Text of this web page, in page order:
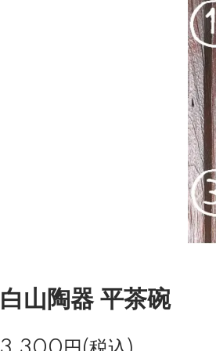
白山陶器 平茶碗